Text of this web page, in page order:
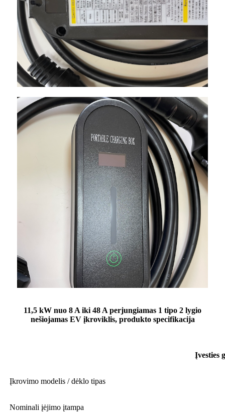
11,5 kW nuo 8 A iki 48 A perjungiamas 1 tipo 2 lygio
nešiojamas EV įkroviklis, produkto specifikacija
Įvesties
Įkrovimo modelis / dėklo tipas
Nominali įėjimo įtampa